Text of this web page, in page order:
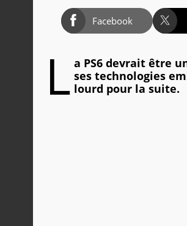
Facebook
L a PS6 devrait être
ses technologies
lourd pour la suite.